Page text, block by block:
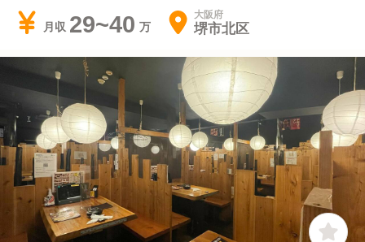
月収 29~40 大阪府
堺市北区